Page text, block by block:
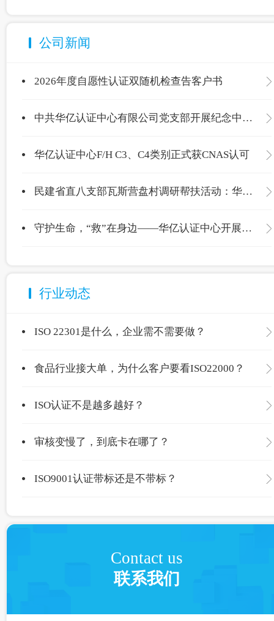
公司新闻
2026年度自愿性认证双随机检查告客户书
中共华亿认证中心有限公司党支部开展纪念中国共产党成立105周年主题党日活动
华亿认证中心F/H C3、C4类别正式获CNAS认可
民建省直八支部瓦斯营盘村调研帮扶活动：华亿认证中心爱心捐赠温暖校园
守护生命，“救”在身边——华亿认证中心开展应急救护专项培训
行业动态
ISO 22301是什么，企业需不需要做？
食品行业接大单，为什么客户要看ISO22000？
ISO认证不是越多越好？
审核变慢了，到底卡在哪了？
ISO9001认证带标还是不带标？
Contact us
联系我们